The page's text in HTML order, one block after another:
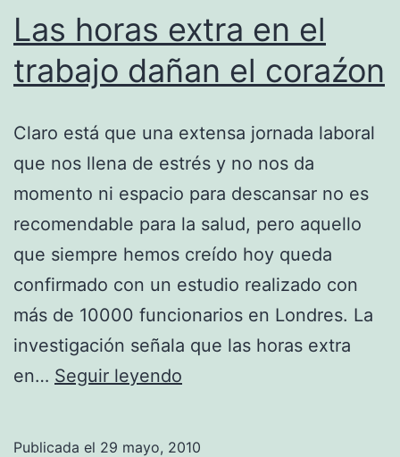
Las horas extra en el
trabajo dañan el coraźon
Claro está que una extensa jornada laboral
que nos llena de estrés y no nos da
momento ni espacio para descansar no es
recomendable para la salud, pero aquello
que siempre hemos creído hoy queda
confirmado con un estudio realizado con
más de 10000 funcionarios en Londres. La
investigación señala que las horas extra
en… Seguir leyendo
Publicada el 29 mayo, 2010